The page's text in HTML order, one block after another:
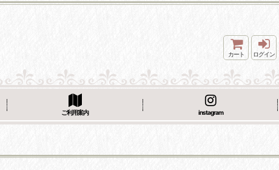
カート ログイン
ご利用案内 instagram